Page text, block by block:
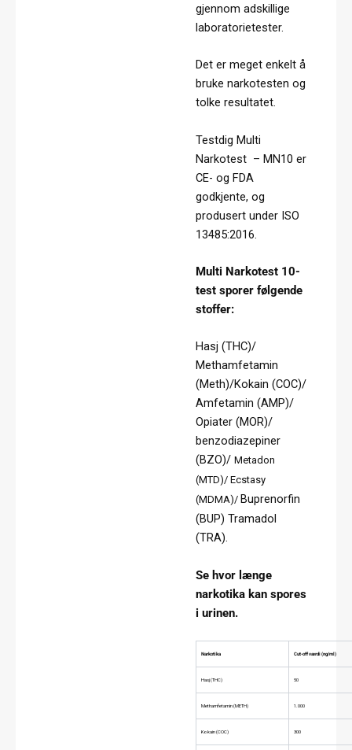
gjennom adskillige
laboratorietester.
Det er meget enkelt å
bruke narkotesten og
tolke resultatet.
Testdig Multi
Narkotest – MN10 er
CE- og FDA
godkjente, og
produsert under ISO
13485:2016.
Multi Narkotest 10-
test sporer følgende
stoffer:
Hasj (THC)/
Methamfetamin
(Meth)/Kokain (COC)/
Amfetamin (AMP)/
Opiater (MOR)/
benzodiazepiner
(BZO)/ Metadon
(MTD)/ Ecstasy
(MDMA)/ Buprenorfin
(BUP) Tramadol
(TRA).
Se hvor længe
narkotika kan spores
i urinen.
Narkotika Cut-off værdi (ng/ml)
Hasj (THC) 50
Methamfetamin (METH) 1.000
Kokain (COC) 300